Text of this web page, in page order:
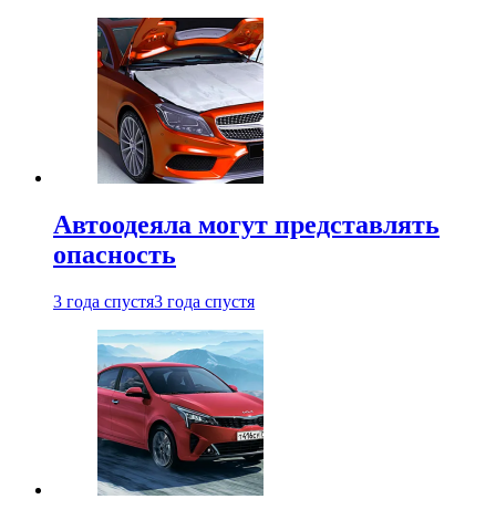
Автоодеяла могут представлять
опасность
3 года спустя3 года спустя